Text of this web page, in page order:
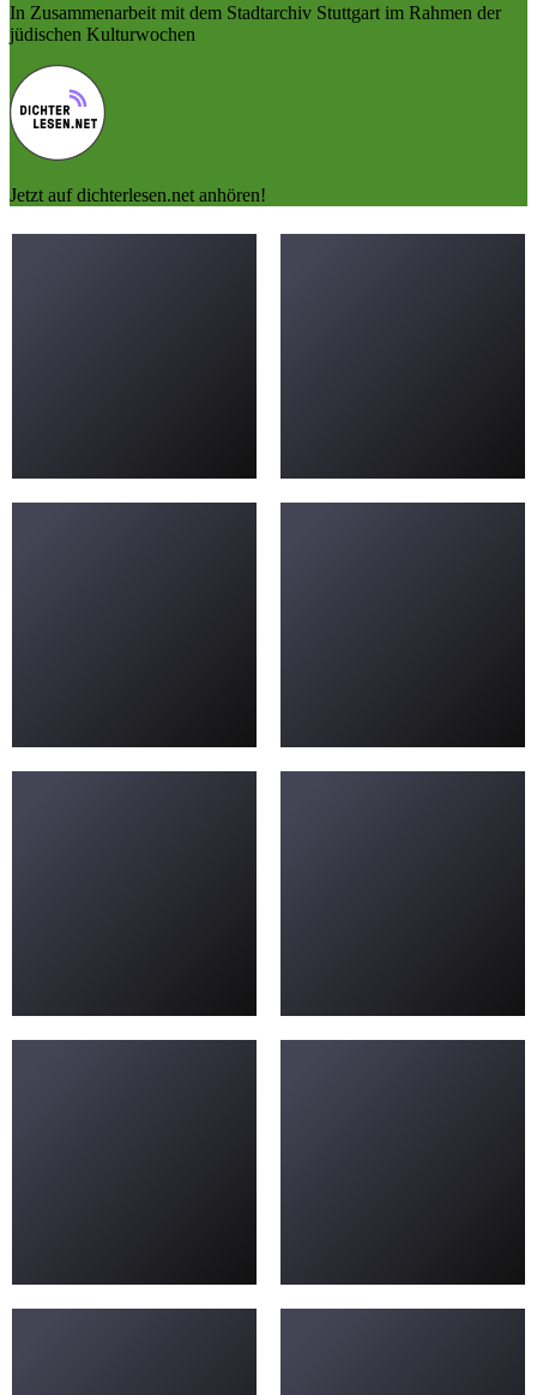
In Zusammenarbeit mit dem Stadtarchiv Stuttgart im Rahmen der
jüdischen Kulturwochen
Jetzt auf dichterlesen.net anhören!